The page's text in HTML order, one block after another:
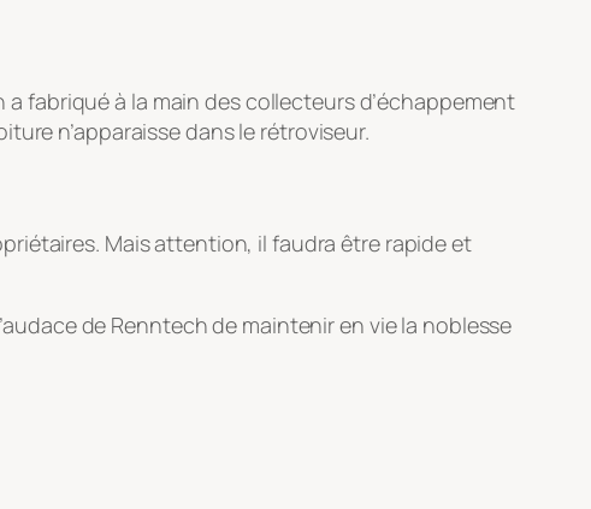
fabriqué à la main des collecteurs d’échappement
n’apparaisse dans le rétroviseur.
Mais attention, il faudra être rapide et
de Renntech de maintenir en vie la noblesse